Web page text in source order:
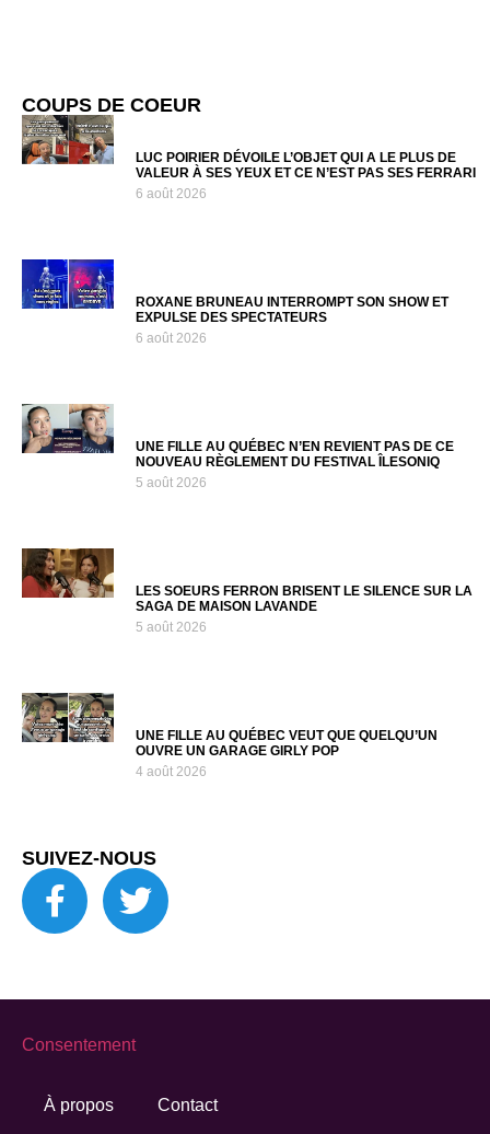
COUPS DE COEUR
LUC POIRIER DÉVOILE L’OBJET QUI A LE PLUS DE
VALEUR À SES YEUX ET CE N’EST PAS SES FERRARI
6 août 2026
ROXANE BRUNEAU INTERROMPT SON SHOW ET
EXPULSE DES SPECTATEURS
6 août 2026
UNE FILLE AU QUÉBEC N’EN REVIENT PAS DE CE
NOUVEAU RÈGLEMENT DU FESTIVAL ÎLESONIQ
5 août 2026
LES SOEURS FERRON BRISENT LE SILENCE SUR LA
SAGA DE MAISON LAVANDE
5 août 2026
UNE FILLE AU QUÉBEC VEUT QUE QUELQU’UN
OUVRE UN GARAGE GIRLY POP
4 août 2026
SUIVEZ-NOUS
À propos Contact
Consentement